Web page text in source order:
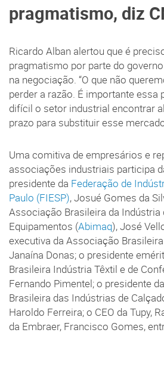
pragmatismo, diz
Ricardo Alban alertou que é
pragmatismo por parte do
na negociação. “O que não
perder a razão. É importante essa
difícil o setor industrial encontrar
prazo para substituir esse
Uma comitiva de empresários e
associações industriais participa
presidente da Federação de
Paulo (FIESP), Josué Gomes da
Associação Brasileira da Indústria
Equipamentos (Abimaq), José
executiva da Associação
Janaína Donas; o presidente
Brasileira Indústria Têxtil e de
Fernando Pimentel; o presidente
Brasileira das Indústrias de
Haroldo Ferreira; o CEO da Tupy,
da Embraer, Francisco Gomes,